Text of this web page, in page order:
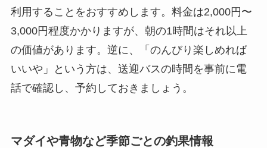
利用することをおすすめします。料金は2,000円〜
3,000円程度かかりますが、朝の1時間はそれ以上
の価値があります。逆に、「のんびり楽しめれば
いいや」という方は、送迎バスの時間を事前に電
話で確認し、予約しておきましょう。
マダイや青物など季節ごとの釣果情報